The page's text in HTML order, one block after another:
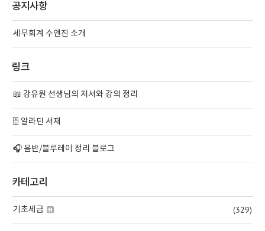
공지사항
세무회계 수앤진 소개
링크
📖 강유원 선생님의 저서와 강의 정리
🗄️ 알라딘 서재
🎧 음반/블루레이 정리 블로그
카테고리
기초세금 (329)